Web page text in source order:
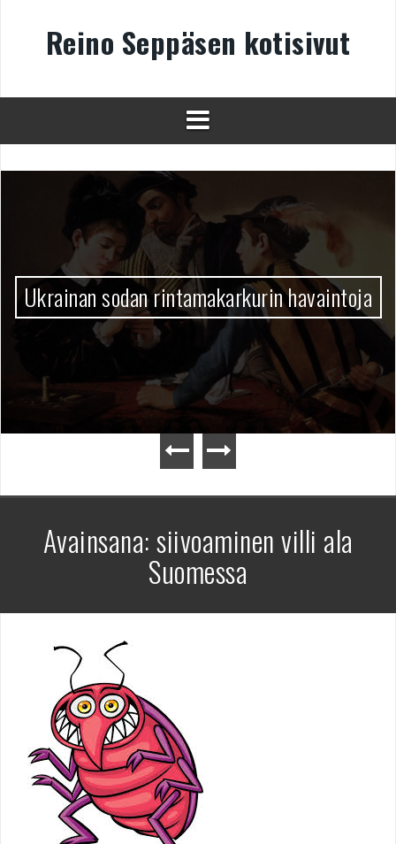
Reino Seppäsen kotisivut
Ukrainan sodan rintamakarkurin havaintoja
Avainsana:siivoaminen villi ala
Suomessa